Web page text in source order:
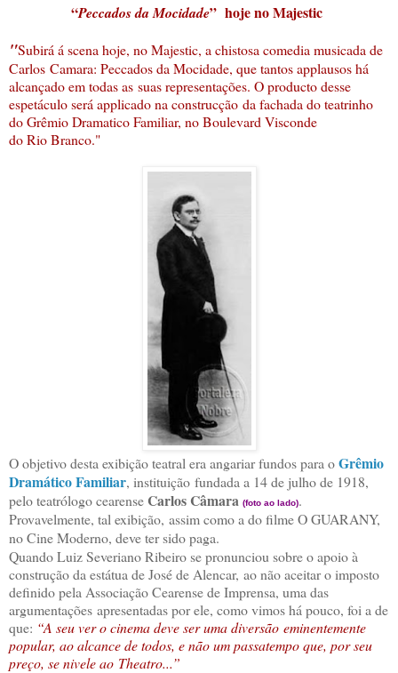
“Peccados da Mocidade” hoje no Majestic
"Subirá á scena hoje, no Majestic, a chistosa comedia musicada de
Carlos Camara: Peccados da Mocidade, que tantos applausos há
alcançado em todas as suas representações. O producto desse
espetáculo será applicado na construcção da fachada do teatrinho
do Grêmio Dramatico Familiar, no Boulevard Visconde
do Rio Branco."
O objetivo desta exibição teatral era angariar fundos para oGrêmio
Dramático Familiar, instituição fundada a 14 de julho de 1918,
pelo teatrólogo cearenseCarlos Câmara (foto ao lado).
Provavelmente, tal exibição, assim como a do filme O GUARANY,
no Cine Moderno, deve ter sido paga.
Quando Luiz Severiano Ribeiro se pronunciou sobre o apoio à
construção da estátua de José de Alencar, ao não aceitar o imposto
definido pela Associação Cearense de Imprensa, uma das
argumentações apresentadas por ele, como vimos há pouco, foi a de
que: “A seu ver o cinema deve ser uma diversão eminentemente
popular, ao alcance de todos, e não um passatempo que, por seu
preço, se nivele ao Theatro...”